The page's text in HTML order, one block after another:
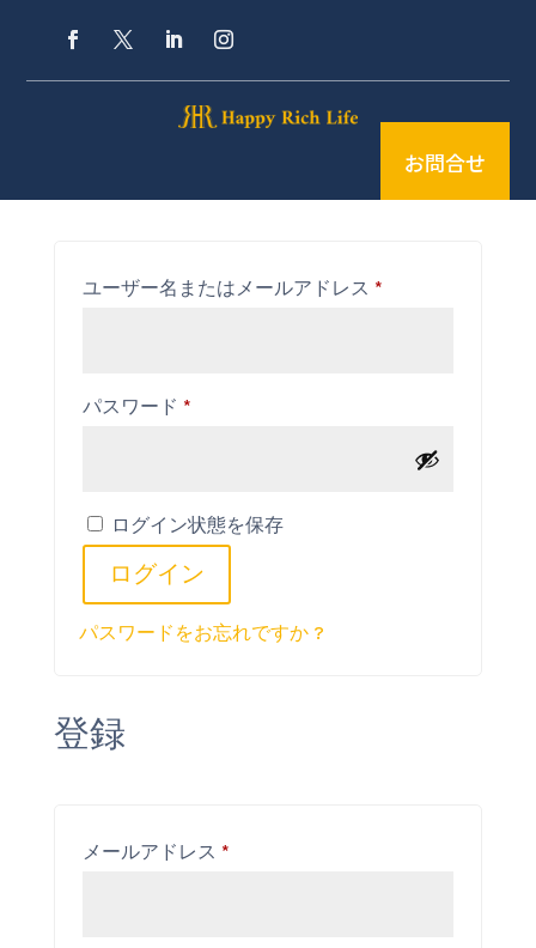
お問合せ
マイアカウント
ユーザー名またはメールアドレス *必
パスワード *必
ログイン状態を保存
ログイン
パスワードをお忘れですか ?
登録
メールアドレス *必